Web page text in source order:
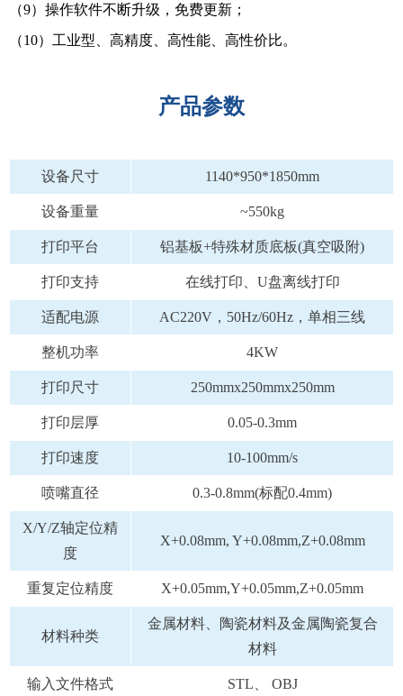
（9）操作软件不断升级，免费更新；
（10）工业型、高精度、高性能、高性价比。
产品参数
设备尺寸 1140*950*1850mm
设备重量 ~550kg
打印平台 铝基板+特殊材质底板(真空吸附)
打印支持 在线打印、U盘离线打印
适配电源 AC220V，50Hz/60Hz，单相三线
整机功率 4KW
打印尺寸 250mmx250mmx250mm
打印层厚 0.05-0.3mm
打印速度 10-100mm/s
喷嘴直径 0.3-0.8mm(标配0.4mm)
X/Y/Z轴定位精
度
X+0.08mm, Y+0.08mm,Z+0.08mm
重复定位精度 X+0.05mm,Y+0.05mm,Z+0.05mm
材料种类
金属材料、陶瓷材料及金属陶瓷复合
材料
输入文件格式 STL、 OBJ